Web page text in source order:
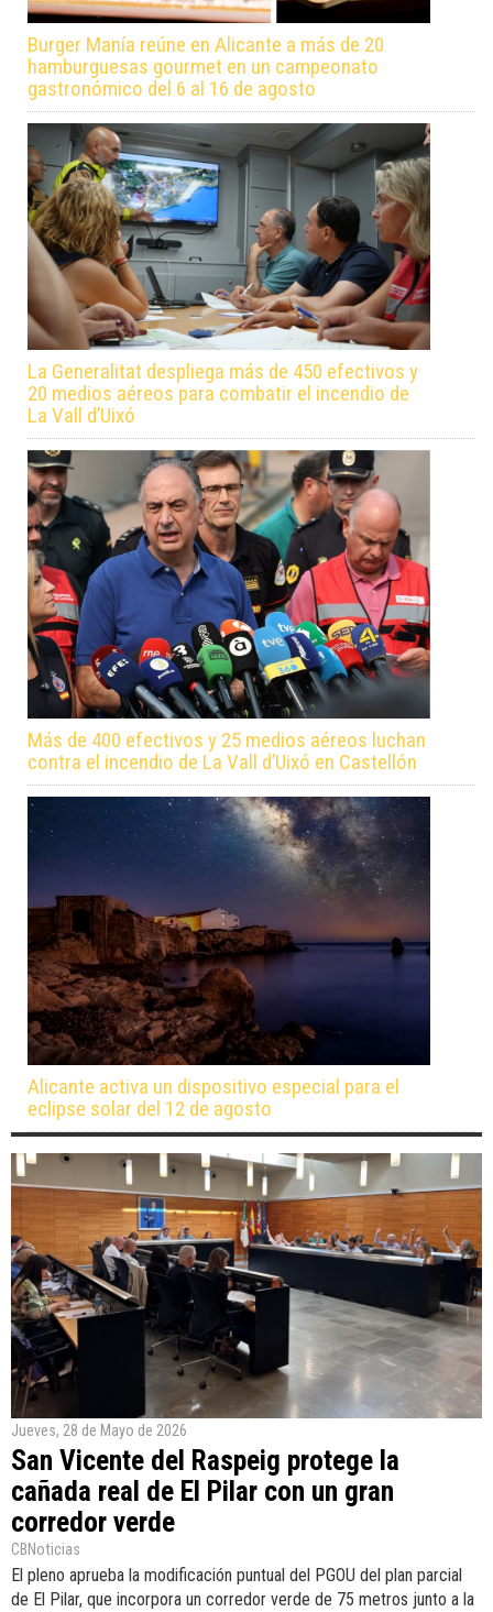
Burger Manía reúne en Alicante a más de 20
hamburguesas gourmet en un campeonato
gastronómico del 6 al 16 de agosto
La Generalitat despliega más de 450 efectivos y
20 medios aéreos para combatir el incendio de
La Vall d’Uixó
Más de 400 efectivos y 25 medios aéreos luchan
contra el incendio de La Vall d’Uixó en Castellón
Alicante activa un dispositivo especial para el
eclipse solar del 12 de agosto
Jueves, 28 de Mayo de 2026
San Vicente del Raspeig protege la
cañada real de El Pilar con un gran
corredor verde
CBNoticias
El pleno aprueba la modificación puntual del PGOU del plan parcial
de El Pilar, que incorpora un corredor verde de 75 metros junto a la